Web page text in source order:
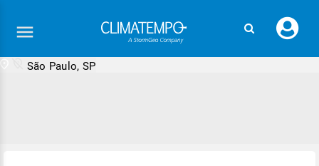
seu
São Paulo, SP